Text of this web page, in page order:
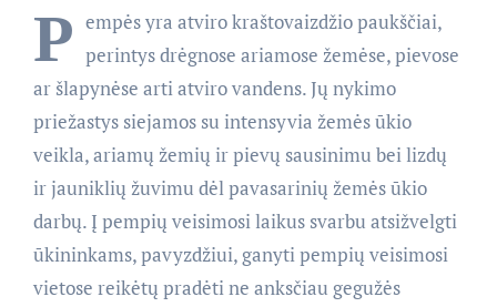
P empės yra atviro kraštovaizdžio paukščiai,
perintys drėgnose ariamose žemėse, pievose
ar šlapynėse arti atviro vandens. Jų nykimo
priežastys siejamos su intensyvia žemės ūkio
veikla, ariamų žemių ir pievų sausinimu bei lizdų
ir jauniklių žuvimu dėl pavasarinių žemės ūkio
darbų. Į pempių veisimosi laikus svarbu atsižvelgti
ūkininkams, pavyzdžiui, ganyti pempių veisimosi
vietose reikėtų pradėti ne anksčiau gegužės